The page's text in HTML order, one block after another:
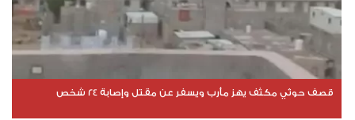
قصف حوثي مكثف يهز مأرب ويسفر عن مقتل وإصابة 24 شخص